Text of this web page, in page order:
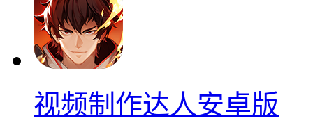
视频制作达人安卓版